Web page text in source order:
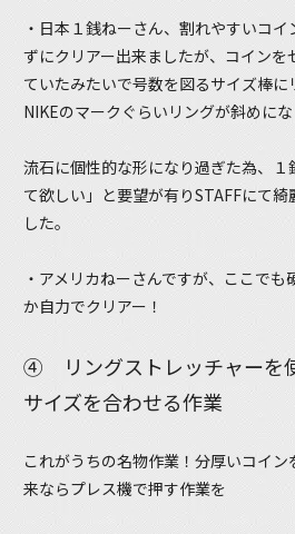
・日本１銭ねーさん、割れやすいコ
ずにクリアー出来ましたが、コインを
ていたみたいで号数を図るサイズ棒に
NIKEのマークぐらいリングが斜めに
流石に個性的な形になり過ぎた為、
て欲しい」と要望が有りSTAFFにて
した。
・アメリカねーさんですが、ここで
か自力でクリアー！
④ リングストレッチャーを
サイズを合わせる作業
これがうちの名物作業！分厚いコイ
来ならプレス機で押す作業を